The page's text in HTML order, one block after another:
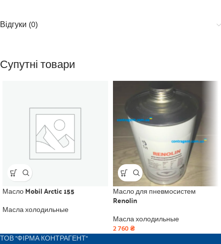
Відгуки (0)
Супутні товари
Масло Mobil Arctic 155
Масла холодильные
Масло для пневмосистем
Renolin
Масла холодильные
2 760₴
ТОВ "ФІРМА КОНТРАГЕНТ"